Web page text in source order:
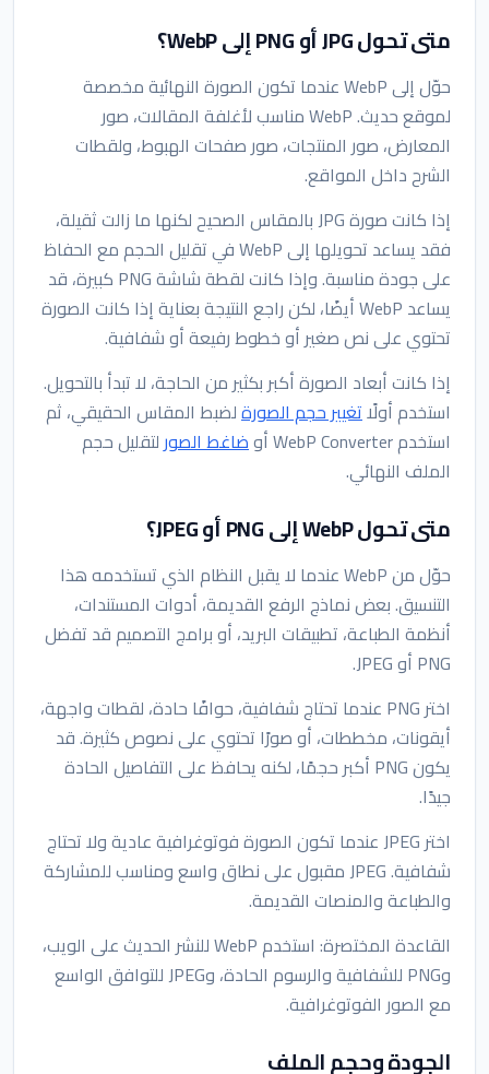
متى تحول JPG أو PNG إلى WebP؟
حوّل إلى WebP عندما تكون الصورة النهائية مخصصة
لموقع حديث. WebP مناسب لأغلفة المقالات، صور
المعارض، صور المنتجات، صور صفحات الهبوط، ولقطات
الشرح داخل المواقع.
إذا كانت صورة JPG بالمقاس الصحيح لكنها ما زالت ثقيلة،
فقد يساعد تحويلها إلى WebP في تقليل الحجم مع الحفاظ
على جودة مناسبة. وإذا كانت لقطة شاشة PNG كبيرة، قد
يساعد WebP أيضًا، لكن راجع النتيجة بعناية إذا كانت الصورة
تحتوي على نص صغير أو خطوط رفيعة أو شفافية.
إذا كانت أبعاد الصورة أكبر بكثير من الحاجة، لا تبدأ بالتحويل.
استخدم أولًاتغيير حجم الصورةلضبط المقاس الحقيقي، ثم
استخدم WebP Converter أو
ضاغط الصور لتقليل حجم
الملف النهائي.
متى تحول WebP إلى PNG أو JPEG؟
حوّل من WebP عندما لا يقبل النظام الذي تستخدمه هذا
التنسيق. بعض نماذج الرفع القديمة، أدوات المستندات،
أنظمة الطباعة، تطبيقات البريد، أو برامج التصميم قد تفضل
PNG أو JPEG.
اختر PNG عندما تحتاج شفافية، حوافًا حادة، لقطات واجهة،
أيقونات، مخططات، أو صورًا تحتوي على نصوص كثيرة. قد
يكون PNG أكبر حجمًا، لكنه يحافظ على التفاصيل الحادة
جيدًا.
اختر JPEG عندما تكون الصورة فوتوغرافية عادية ولا تحتاج
شفافية. JPEG مقبول على نطاق واسع ومناسب للمشاركة
والطباعة والمنصات القديمة.
القاعدة المختصرة: استخدم WebP للنشر الحديث على الويب،
وPNG للشفافية والرسوم الحادة، وJPEG للتوافق الواسع
مع الصور الفوتوغرافية.
الجودة وحجم الملف